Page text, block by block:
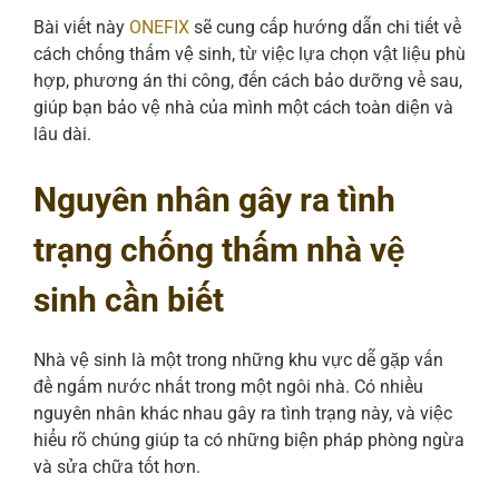
Bài viết này ONEFIX sẽ cung cấp hướng dẫn chi tiết về
cách chống thấm vệ sinh, từ việc lựa chọn vật liệu phù
hợp, phương án thi công, đến cách bảo dưỡng về sau,
giúp bạn bảo vệ nhà của mình một cách toàn diện và
lâu dài.
Nguyên nhân gây ra tình
trạng chống thấm nhà vệ
sinh cần biết
Nhà vệ sinh là một trong những khu vực dễ gặp vấn
đề ngấm nước nhất trong một ngôi nhà. Có nhiều
nguyên nhân khác nhau gây ra tình trạng này, và việc
hiểu rõ chúng giúp ta có những biện pháp phòng ngừa
và sửa chữa tốt hơn.